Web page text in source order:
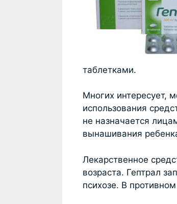
таблетками.
Многих интересует,
использования
не назначается
вынашивания
Лекарственное
возраста. Гептрал
психозе. В